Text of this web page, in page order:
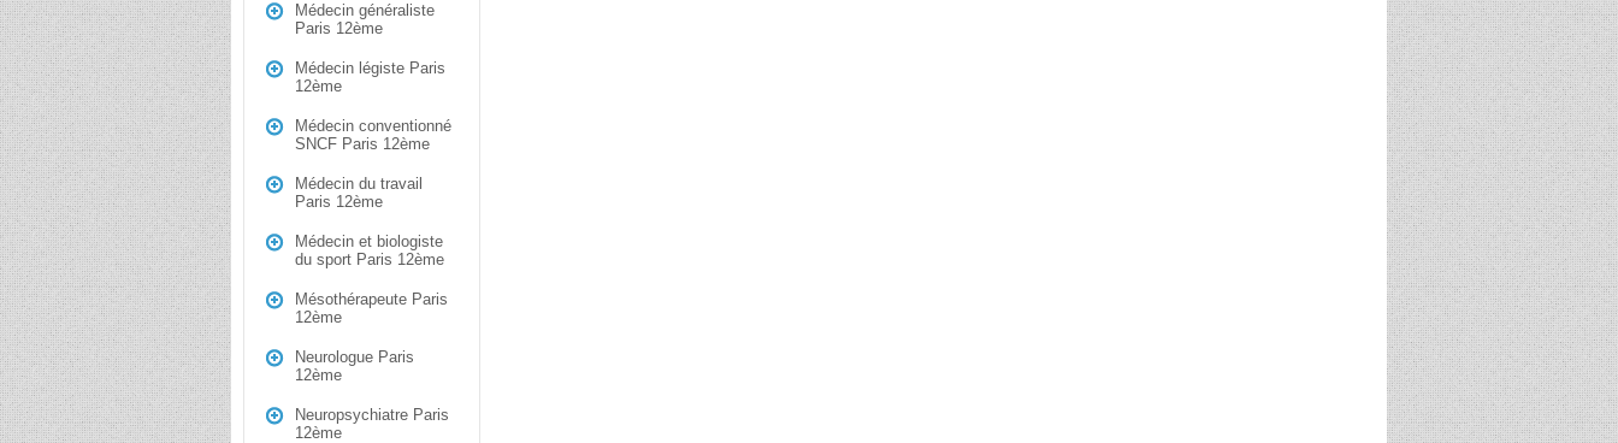
Médecin généraliste
Paris 12ème
Médecin légiste Paris
12ème
Médecin conventionné
SNCF Paris 12ème
Médecin du travail
Paris 12ème
Médecin et biologiste
du sport Paris 12ème
Mésothérapeute Paris
12ème
Neurologue Paris
12ème
Neuropsychiatre Paris
12ème